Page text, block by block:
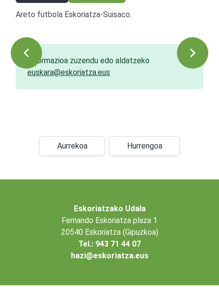
Areto futbola Eskoriatza-Suisaco.
Informazioa zuzendu edo aldatzeko
euskara@eskoriatza.eus
Aurrekoa Hurrengoa
Eskoriatzako Udala
Fernando Eskoriatza plaza 1
20540 Eskoriatza (Gipuzkoa)
Tel.: 943 71 44 07
hazi@eskoriatza.eus